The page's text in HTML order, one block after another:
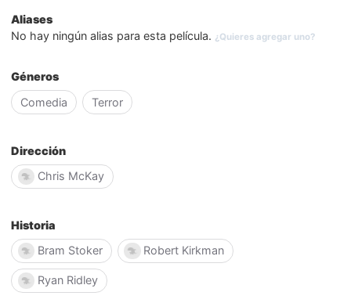
Aliases
No hay ningún alias para esta película. ¿Quieres agregar uno?
Géneros
Comedia
Terror
Dirección
Chris McKay
Historia
Bram Stoker
Robert Kirkman
Ryan Ridley